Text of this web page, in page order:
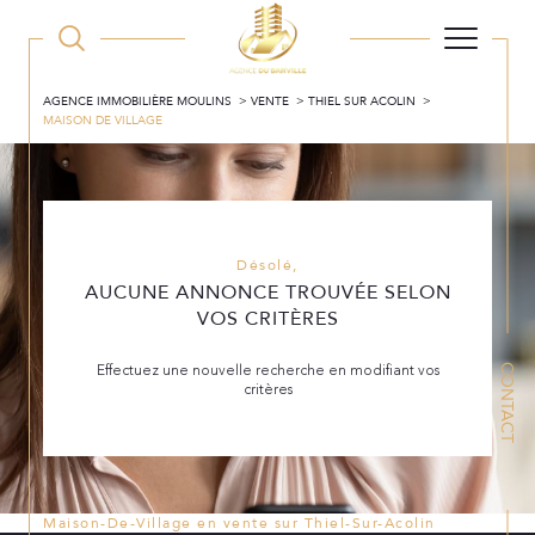
CONTACT
AGENCE IMMOBILIÈRE MOULINS VENTE
THIEL SUR ACOLIN
MAISON DE VILLAGE
Désolé,
AUCUNE ANNONCE TROUVÉE SELON
VOS CRITÈRES
Effectuez une nouvelle recherche en modifiant vos
critères
Maison-De-Village en vente sur Thiel-Sur-Acolin